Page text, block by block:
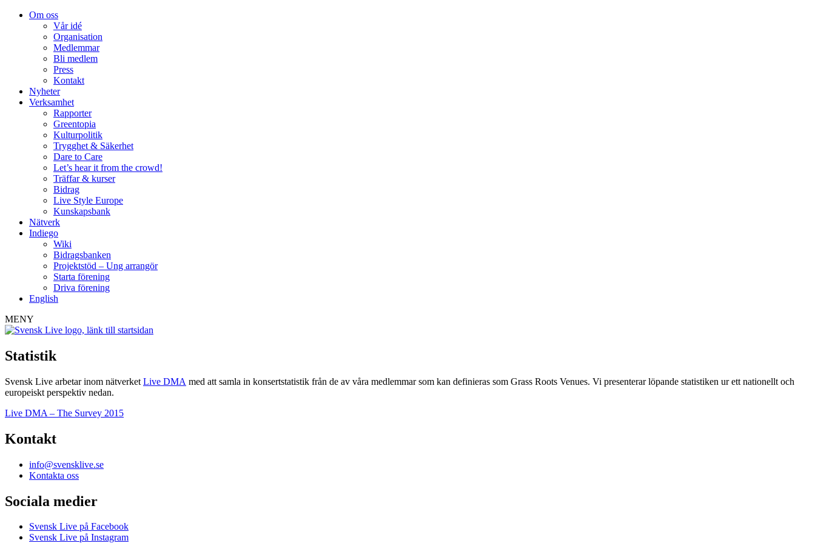
Om oss
Vår idé
Organisation
Medlemmar
Bli medlem
Press
Kontakt
Nyheter
Verksamhet
Rapporter
Greentopia
Kulturpolitik
Trygghet & Säkerhet
Dare to Care
Let’s hear it from the crowd!
Träffar & kurser
Bidrag
Live Style Europe
Kunskapsbank
Nätverk
Indiego
Wiki
Bidragsbanken
Projektstöd – Ung arrangör
Starta förening
Driva förening
English
MENY
Statistik
Svensk Live arbetar inom nätverket Live DMA med att samla in konsertstatistik från de av våra medlemmar som kan definieras som Grass Roots Venues. Vi presenterar löpande statistiken ur ett nationellt och
europeiskt perspektiv nedan.
Live DMA – The Survey 2015
Kontakt
info@svensklive.se
Kontakta oss
Sociala medier
Svensk Live på Facebook
Svensk Live på Instagram